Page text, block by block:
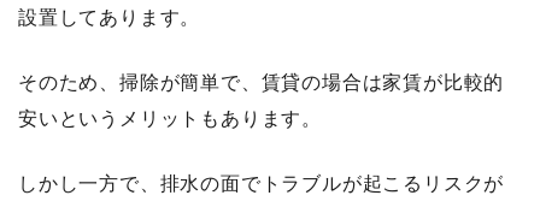
設置してあります。
そのため、掃除が簡単で、賃貸の場合は家賃が比較的
安いというメリットもあります。
しかし一方で、排水の面でトラブルが起こるリスクが